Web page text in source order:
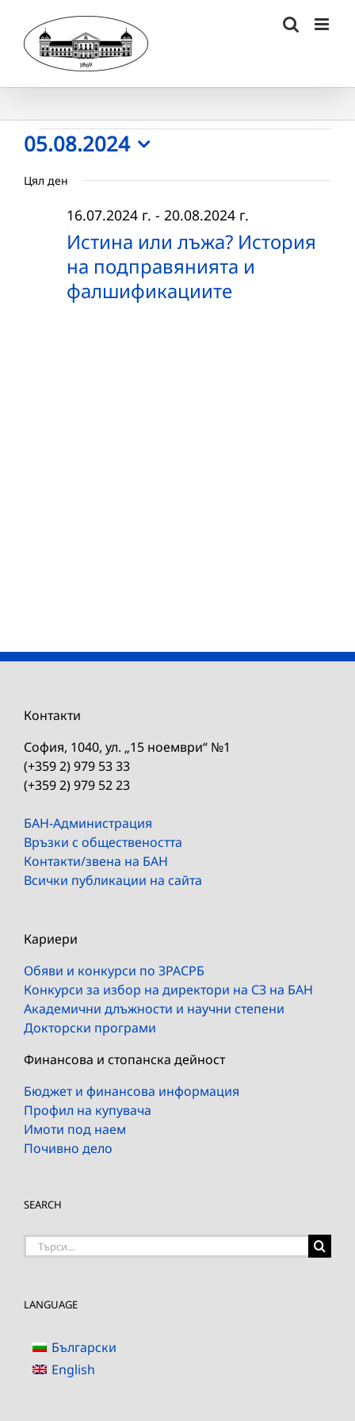
content
Събития
for
05.08.2024
05.08.2024
date.
Цял ден
Истина или лъжа? История
на подправянията и
фалшификациите
16.07.2024 г. - 20.08.2024 г.
Контакти
София, 1040, ул. „15 ноември“ №1
(+359 2) 979 53 33
(+359 2) 979 52 23
БАН-Администрация
Връзки с обществеността
Контакти/звена на БАН
Всички публикации на сайта
Кариери
Обяви и конкурси по ЗРАСРБ
Конкурси за избор на директори на СЗ на БАН
Академични длъжности и научни степени
Докторски програми
Финансова и стопанска дейност
Бюджет и финансова информация
Профил на купувача
Имоти под наем
Почивно дело
SEARCH
Търсене
LANGUAGE
Български
English